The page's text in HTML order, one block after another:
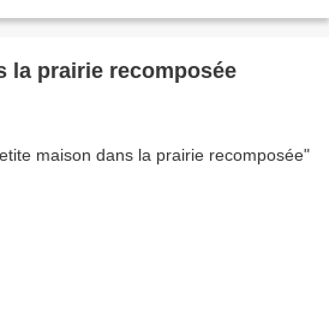
la prairie recomposée